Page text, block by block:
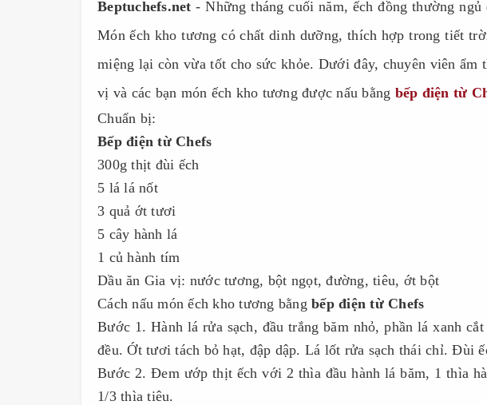
Beptuchefs.net - Những tháng cuối năm, ếch đồng thường
Món ếch kho tương có chất dinh dưỡng, thích hợp trong tiết
miệng lại còn vừa tốt cho sức khỏe. Dưới đây, chuyên viên ẩm
vị và các bạn món ếch kho tương được nấu bằng bếp điện từ
Chuẩn bị:
Bếp điện từ Chefs
300g thịt đùi ếch
5 lá lá nốt
3 quả ớt tươi
5 cây hành lá
1 củ hành tím
Dầu ăn Gia vị: nước tương, bột ngọt, đường, tiêu, ớt bột
Cách nấu món ếch kho tương bằng bếp điện từ Chefs
Bước 1. Hành lá rửa sạch, đầu trắng băm nhỏ, phần lá xanh
đều. Ớt tươi tách bỏ hạt, đập dập. Lá lốt rửa sạch thái chỉ. Đùi
Bước 2. Đem ướp thịt ếch với 2 thìa đầu hành lá băm, 1 thìa
1/3 thìa tiêu.